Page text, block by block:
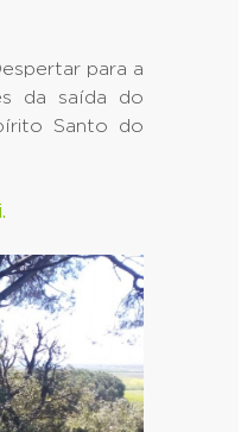
para a
da saída do
Santo do